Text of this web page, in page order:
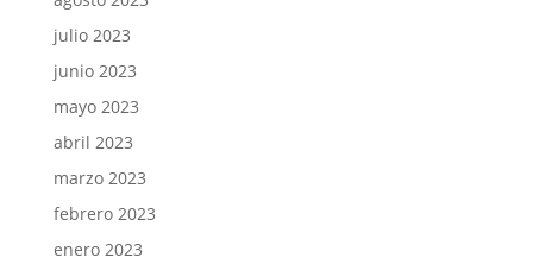
julio 2023
junio 2023
mayo 2023
abril 2023
marzo 2023
febrero 2023
enero 2023